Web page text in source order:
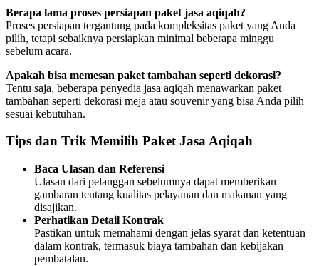
Berapa lama proses persiapan paket jasa aqiqah?
Proses persiapan tergantung pada kompleksitas paket yang Anda
pilih, tetapi sebaiknya persiapkan minimal beberapa minggu
sebelum acara.
Apakah bisa memesan paket tambahan seperti dekorasi?
Tentu saja, beberapa penyedia jasa aqiqah menawarkan paket
tambahan seperti dekorasi meja atau souvenir yang bisa Anda pilih
sesuai kebutuhan.
Tips dan Trik Memilih Paket Jasa Aqiqah
Baca Ulasan dan Referensi
Ulasan dari pelanggan sebelumnya dapat memberikan
gambaran tentang kualitas pelayanan dan makanan yang
disajikan.
Perhatikan Detail Kontrak
Pastikan untuk memahami dengan jelas syarat dan ketentuan
dalam kontrak, termasuk biaya tambahan dan kebijakan
pembatalan.